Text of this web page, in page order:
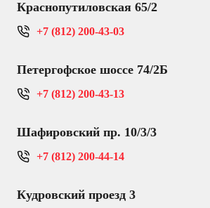
Краснопутиловская 65/2
+7 (812) 200-43-03
Петергофское шоссе 74/2Б
+7 (812) 200-43-13
Шафировский пр. 10/3/3
+7 (812) 200-44-14
Кудровский проезд 3